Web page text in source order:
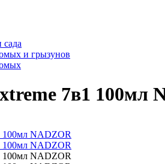
и грызунов
7в1 100мл